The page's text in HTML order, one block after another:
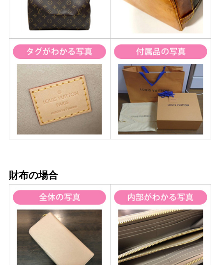
財布の場合